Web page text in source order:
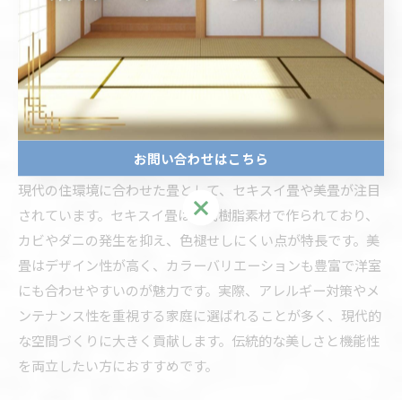
れています。具体的には、目積畳はキズや汚れが目立ちにく
く、リビングなど人が多く集まる場所に適しています。引目
畳は柔らかな足触りが特徴で、くつろぎ空間や寝室などに最
適です。用途やライフスタイルに合わせて選ぶことで、畳の
美しさと快適性を最大限に活かせます。
セキスイ畳や美畳の特徴とメリット紹介
現代の住環境に合わせた畳として、セキスイ畳や美畳が注目
されています。セキスイ畳は合成樹脂素材で作られており、
カビやダニの発生を抑え、色褪せしにくい点が特長です。美
畳はデザイン性が高く、カラーバリエーションも豊富で洋室
にも合わせやすいのが魅力です。実際、アレルギー対策やメ
ンテナンス性を重視する家庭に選ばれることが多く、現代的
な空間づくりに大きく貢献します。伝統的な美しさと機能性
を両立したい方におすすめです。
お問い合わせはこちら
お問い合わせはこちら